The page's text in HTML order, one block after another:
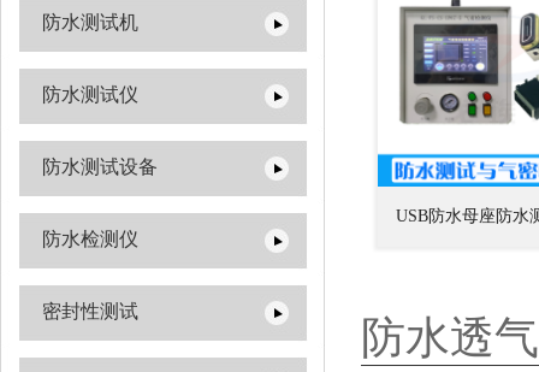
防水测试机
防水测试仪
防水测试设备
防水检测仪
密封性测试
USB防水母座防水
防水透